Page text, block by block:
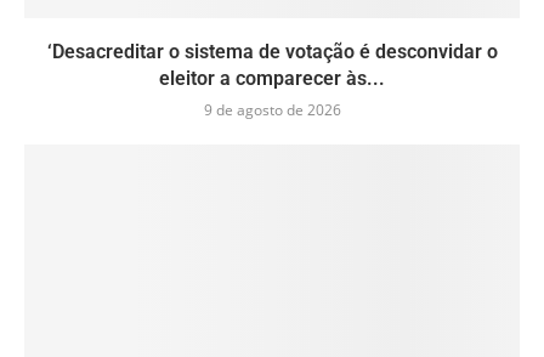
‘Desacreditar o sistema de votação é desconvidar o
eleitor a comparecer às...
9 de agosto de 2026